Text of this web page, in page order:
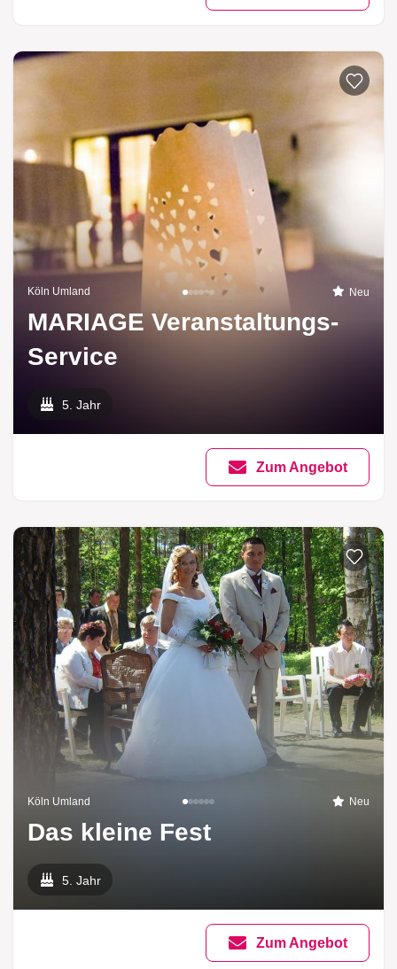
Köln Umland Neu
MARIAGE Veranstaltungs-
Service
5. Jahr
Zum Angebot
Köln Umland Neu
Das kleine Fest
5. Jahr
Zum Angebot